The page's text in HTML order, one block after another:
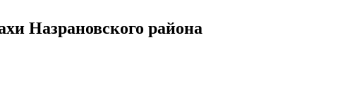
Назрановского района